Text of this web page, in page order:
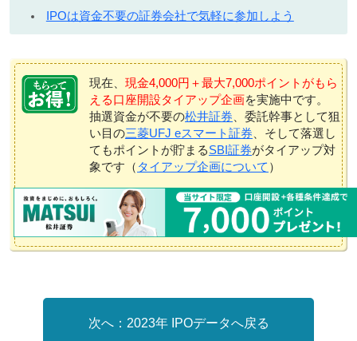
IPOは資金不要の証券会社で気軽に参加しよう
現在、 現金4,000円＋最大7,000ポイントがもら
える口座開設タイアップ企画を実施中です。
抽選資金が不要の松井証券 、委託幹事として狙
い目の三菱UFJ eスマート証券 、そして落選し
てもポイントが貯まるSBI証券がタイアップ対
象です（ タイアップ企画について ）
2023年 IPOデータへ戻る